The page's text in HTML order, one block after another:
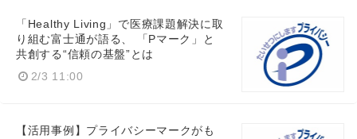
「Healthy Living」で医療課題解決に取
り組む富士通が語る、 「Pマーク」と
共創する“信頼の基盤”とは
2/3 11:00
【活用事例】プライバシーマークがも